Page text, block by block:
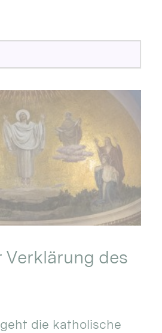
Verklärung des
die katholische